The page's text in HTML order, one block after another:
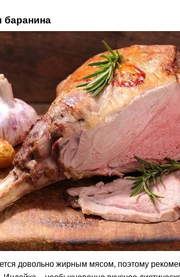
баранина
довольно жирным мясом, поэтому